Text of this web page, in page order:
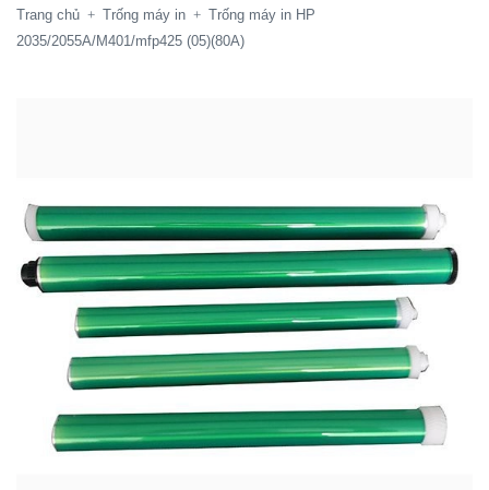
Trang chủ + Trống máy in + Trống máy in HP
2035/2055A/M401/mfp425 (05)(80A)